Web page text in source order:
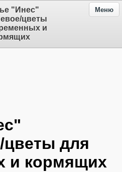
"Инес"
цветы
и
Меню
цветы для
и кормящих